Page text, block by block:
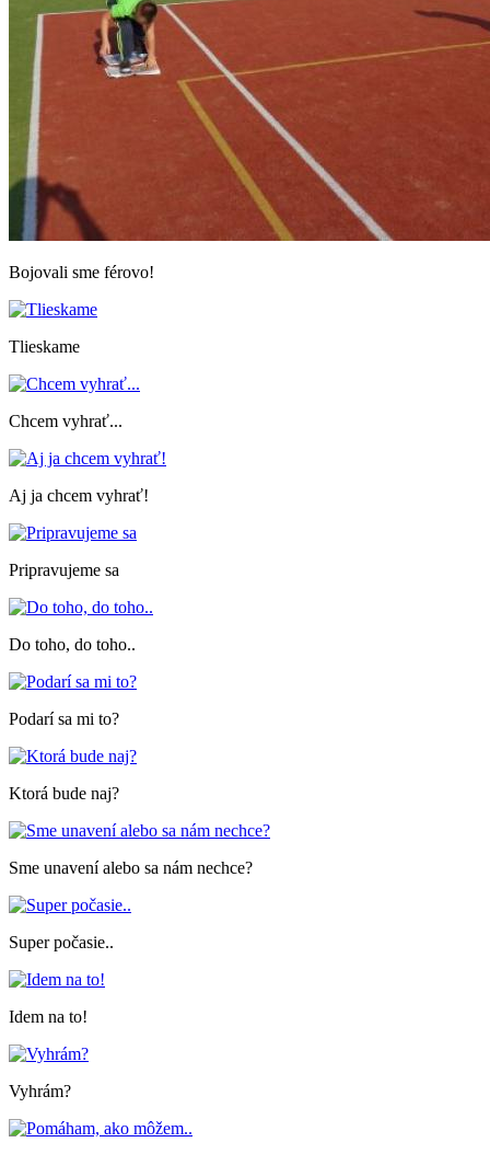
Bojovali sme férovo!
Tlieskame
Chcem vyhrať...
Aj ja chcem vyhrať!
Pripravujeme sa
Do toho, do toho..
Podarí sa mi to?
Ktorá bude naj?
Sme unavení alebo sa nám nechce?
Super počasie..
Idem na to!
Vyhrám?